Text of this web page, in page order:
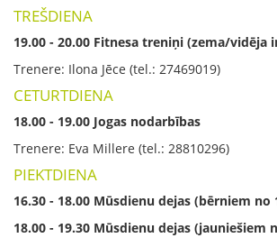
TREŠDIENA
19.00 - 20.00 Fitnesa treniņi (zema/vidēja
Trenere: Ilona Jēce (tel.: 27469019)
CETURTDIENA
18.00 - 19.00 Jogas nodarbības
Trenere: Eva Millere (tel.: 28810296)
PIEKTDIENA
16.30 - 18.00 Mūsdienu dejas (bērniem no
18.00 - 19.30 Mūsdienu dejas (jauniešiem